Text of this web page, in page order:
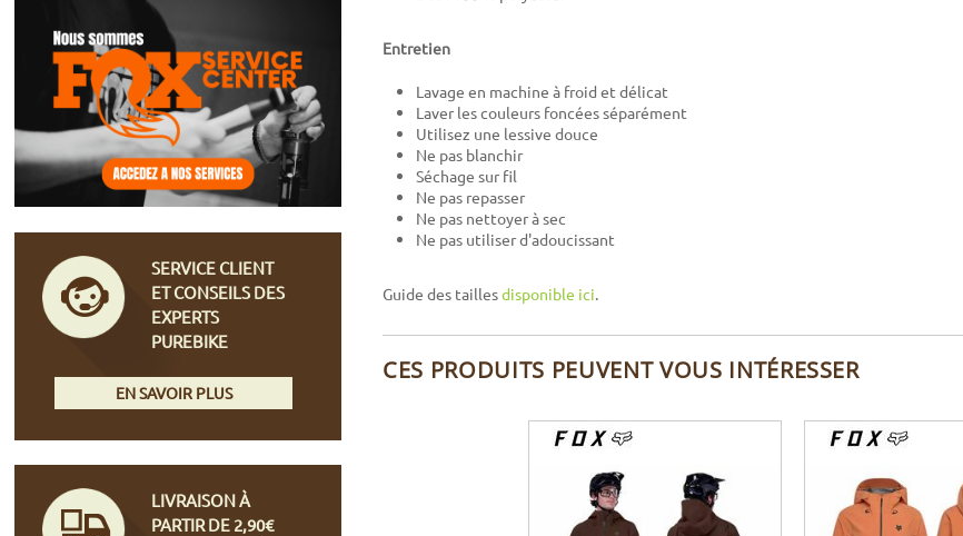
Entretien
Lavage en machine à froid et délicat
Laver les couleurs foncées séparément
Utilisez une lessive douce
Ne pas blanchir
Séchage sur fil
Ne pas repasser
Ne pas nettoyer à sec
Ne pas utiliser d'adoucissant
Guide des taillesdisponible ici.
CES PRODUITS PEUVENT VOUS INTÉRESSER
SERVICE CLIENT
ET CONSEILS DES
EXPERTS
PUREBIKE
EN SAVOIR PLUS
LIVRAISON À
PARTIR DE 2,90€